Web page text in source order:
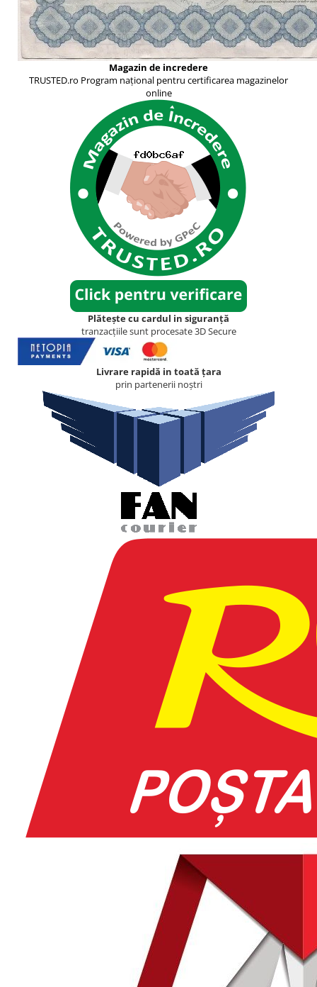
Magazin de incredere
TRUSTED.ro Program național pentru certificarea magazinelor
online
Plătește cu cardul in siguranță
tranzacțiile sunt procesate 3D Secure
Livrare rapidă in toată țara
prin partenerii noștri